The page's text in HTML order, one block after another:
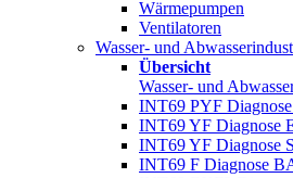
Wärmepumpen
Ventilatoren
Wasser- und
Übersicht
Wasser- und
INT69 PYF
INT69 YF Diagnose
INT69 YF Diagnose
INT69 F Diagnose